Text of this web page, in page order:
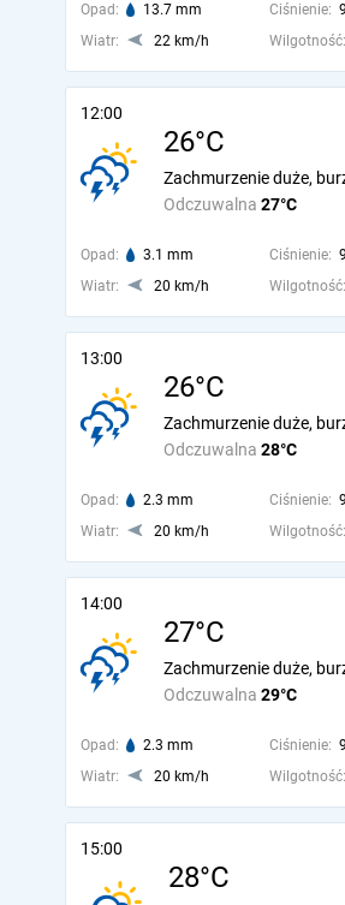
Opad: 13.7 mm Ciśnienie:
Wiatr:
22 km/h Wilgotność:
12:00
26°C
Odczuwalna 27°C
Zachmurzenie duże,
Opad: 3.1 mm Ciśnienie:
Wiatr:
20 km/h Wilgotność:
13:00
26°C
Odczuwalna 28°C
Zachmurzenie duże,
Opad: 2.3 mm Ciśnienie:
Wiatr:
20 km/h Wilgotność:
14:00
27°C
Odczuwalna 29°C
Zachmurzenie duże,
Opad: 2.3 mm Ciśnienie:
Wiatr:
20 km/h Wilgotność:
15:00
28°C